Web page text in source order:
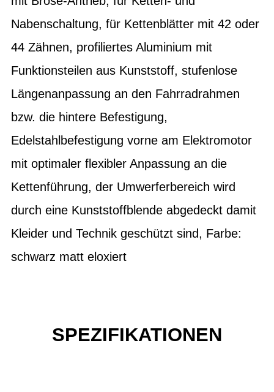
Nabenschaltung, für Kettenblätter mit 42 oder
44 Zähnen, profiliertes Aluminium mit
Funktionsteilen aus Kunststoff, stufenlose
Längenanpassung an den Fahrradrahmen
bzw. die hintere Befestigung,
Edelstahlbefestigung vorne am Elektromotor
mit optimaler flexibler Anpassung an die
Kettenführung, der Umwerferbereich wird
durch eine Kunststoffblende abgedeckt damit
Kleider und Technik geschützt sind, Farbe:
schwarz matt eloxiert
SPEZIFIKATIONEN